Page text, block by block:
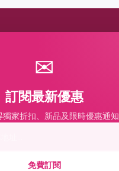
✉
訂閱最新優惠
獨家折扣、新品及限時優惠通知
免費訂閱